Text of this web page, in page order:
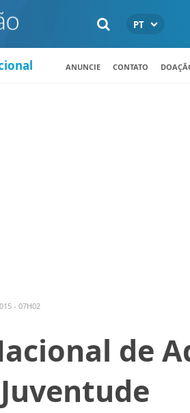
PT
ANUNCIE CONTATO
- 07H02
de